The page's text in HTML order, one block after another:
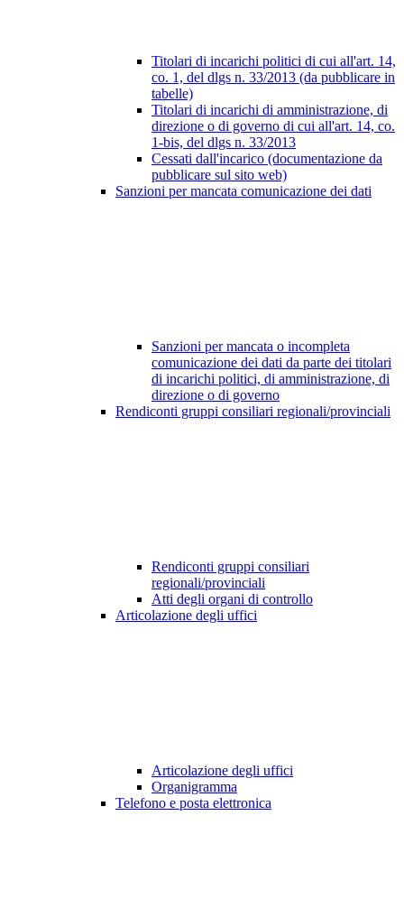
Titolari di incarichi politici di cui all'art. 14,
co. 1, del dlgs n. 33/2013 (da pubblicare in
tabelle)
Titolari di incarichi di amministrazione, di
direzione o di governo di cui all'art. 14, co.
1-bis, del dlgs n. 33/2013
Cessati dall'incarico (documentazione da
pubblicare sul sito web)
Sanzioni per mancata comunicazione dei dati
Sanzioni per mancata o incompleta
comunicazione dei dati da parte dei titolari
di incarichi politici, di amministrazione, di
direzione o di governo
Rendiconti gruppi consiliari regionali/provinciali
Rendiconti gruppi consiliari
regionali/provinciali
Atti degli organi di controllo
Articolazione degli uffici
Articolazione degli uffici
Organigramma
Telefono e posta elettronica